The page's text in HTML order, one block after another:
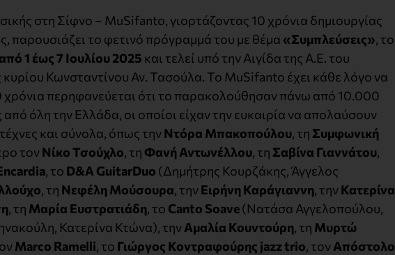
στη Σίφνο – MuSifanto, γιορτάζοντας 10 χρόνια δημιουργίας
παρουσιάζει το φετινό πρόγραμμά του με θέμα «Συμπλεύσεις», το
από 1 έως 7 Ιουλίου 2025 και τελεί υπό την Αιγίδα της Α.Ε. του
Κωνσταντίνου Αν. Τασούλα. Το MuSifanto έχει κάθε λόγο να
χρόνια περηφανεύεται ότι το παρακολούθησαν πάνω από 10.000
όλη την Ελλάδα, οι οποίοι είχαν την ευκαιρία να απολαύσουν
και σύνολα, όπως τηνΝτόρα Μπακοπούλου, τη Συμφωνική
τονΝίκο Τσούχλο, τη Φανή Αντωνέλλου, τη Σαβίνα Γιαννάτου,
, το D&A GuitarDuo (Δημήτρης Κουρζάκης, Άγγελος
, τη Νεφέλη Μούσουρα, τηνΕιρήνη Καράγιαννη, τηνΚατερίνα
, τη Μαρία Ευστρατιάδη, το Canto Soave(Νατάσα Αγγελοπούλου,
Κατερίνα Κτώνα), τηνΑμαλία Κουντούρη, τη Μυρτώ
Marco Ramelli, το Γιώργος Κοντραφούρης jazz trio, τονΑπόστολο